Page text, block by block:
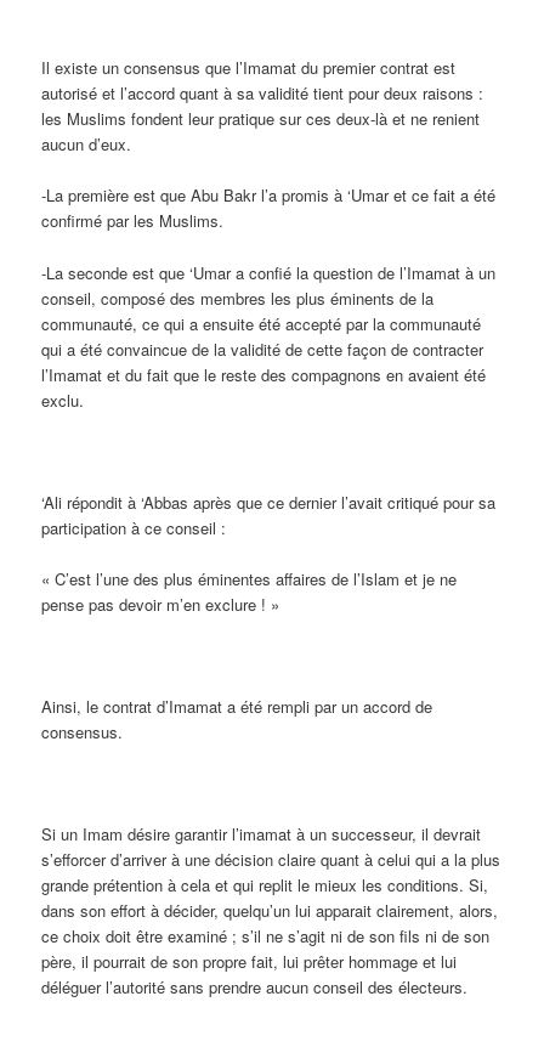
Il existe un consensus que l’Imamat du premier contrat est
autorisé et l’accord quant à sa validité tient pour deux raisons :
les Muslims fondent leur pratique sur ces deux-là et ne renient
aucun d’eux.
-La première est que Abu Bakr l’a promis à ‘Umar et ce fait a été
confirmé par les Muslims.
-La seconde est que ‘Umar a confié la question de l’Imamat à un
conseil, composé des membres les plus éminents de la
communauté, ce qui a ensuite été accepté par la communauté
qui a été convaincue de la validité de cette façon de contracter
l’Imamat et du fait que le reste des compagnons en avaient été
exclu.
‘Ali répondit à ‘Abbas après que ce dernier l’avait critiqué pour sa
participation à ce conseil :
« C’est l’une des plus éminentes affaires de l’Islam et je ne
pense pas devoir m’en exclure ! »
Ainsi, le contrat d’Imamat a été rempli par un accord de
consensus.
Si un Imam désire garantir l’imamat à un successeur, il devrait
s’efforcer d’arriver à une décision claire quant à celui qui a la plus
grande prétention à cela et qui replit le mieux les conditions. Si,
dans son effort à décider, quelqu’un lui apparait clairement, alors,
ce choix doit être examiné ; s’il ne s’agit ni de son fils ni de son
père, il pourrait de son propre fait, lui prêter hommage et lui
déléguer l’autorité sans prendre aucun conseil des électeurs.